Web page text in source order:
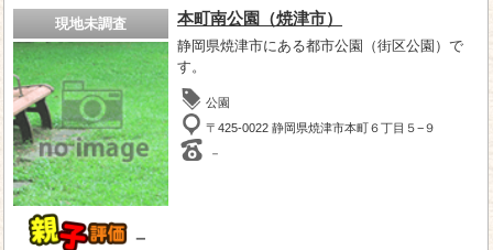
現地未調査
－
本町南公園（焼津市）
静岡県焼津市にある都市公園（街区公園）で
す。
公園
〒425-0022 静岡県焼津市本町６丁目５−９
－